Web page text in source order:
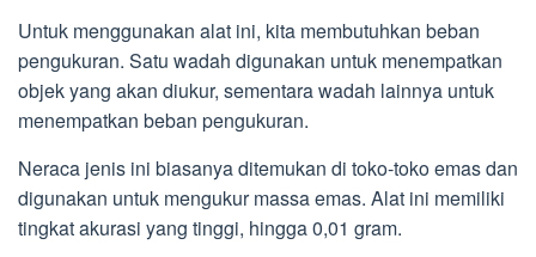
Untuk menggunakan alat ini, kita membutuhkan beban
pengukuran. Satu wadah digunakan untuk menempatkan
objek yang akan diukur, sementara wadah lainnya untuk
menempatkan beban pengukuran.
Neraca jenis ini biasanya ditemukan di toko-toko emas dan
digunakan untuk mengukur massa emas. Alat ini memiliki
tingkat akurasi yang tinggi, hingga 0,01 gram.